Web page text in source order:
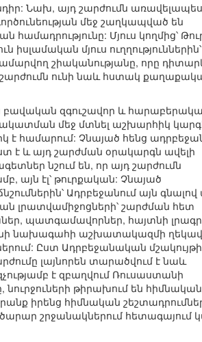
Նախ, այդ շարժումն
մեջ շաղկապված են
համադրությունը: Մյուս կողմից՝
մյուս ուղղություններին՝
շիականությանը, որը
շարժումն ունի նաև հստակ
բավական զգուշավոր և
մեջ մտնել աշխարհիկ
է համարում: Չնայած հենց
է և այդ շարժման օրակարգն ավելի
նշում են, որ այդ շարժումն
այն էլ՝ թուրքական: Չնայած
Ադրբեջանում այն գնալով
լրատվամիջոցների՝ շարժման հետ
պատգամավորներ, հայտնի
նախագահի աշխատակազմի
Ըստ Ադրբեջանական մշակույթի
լայնորեն տարածվում է նաև
է զբաղվում Ռուսաստանի
թիրախում են
իրենց հիմնական
շրջանակներում հետագայում